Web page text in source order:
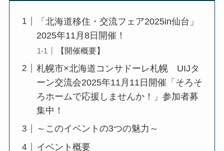
「北海道移住・交流フェア2025in仙台」
2025年11月8日開催！
【開催概要】
札幌市×北海道コンサドーレ札幌 UIJタ
ーン交流会2025年11月11日開催「そろそ
ろホームで応援しませんか！」参加者募
集中！
～このイベントの3つの魅力～
イベント概要